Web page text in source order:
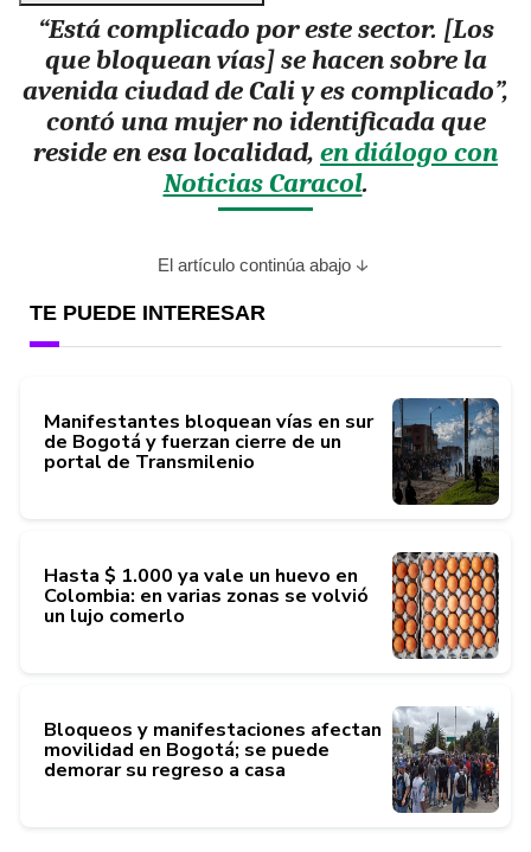
“Está complicado por este sector. [Los
que bloquean vías] se hacen sobre la
avenida ciudad de Cali y es complicado”,
contó una mujer no identificada que
reside en esa localidad, en diálogo con
Noticias Caracol.
El artículo continúa abajo
TE PUEDE INTERESAR
Manifestantes bloquean vías en sur
de Bogotá y fuerzan cierre de un
portal de Transmilenio
Hasta $ 1.000 ya vale un huevo en
Colombia: en varias zonas se volvió
un lujo comerlo
Bloqueos y manifestaciones afectan
movilidad en Bogotá; se puede
demorar su regreso a casa